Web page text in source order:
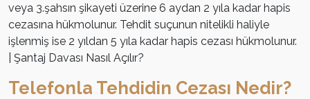
veya 3.şahsın şikayeti üzerine 6 aydan 2 yıla kadar hapis
cezasına hükmolunur. Tehdit suçunun nitelikli haliyle
işlenmiş ise 2 yıldan 5 yıla kadar hapis cezası hükmolunur.
| Şantaj Davası Nasıl Açılır?
Telefonla Tehdidin Cezası Nedir?